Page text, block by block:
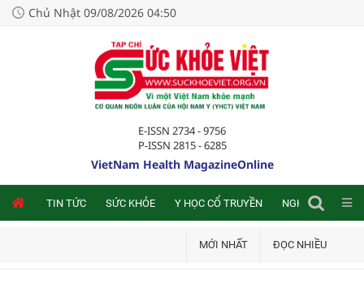
Chủ Nhật 09/08/2026 04:50
E-ISSN 2734 - 9756
P-ISSN 2815 - 6285
VietNam Health MagazineOnline
TIN TỨC SỨC KHỎE Y HỌC CỔ TRUYỀN NGHIÊN CỨU
MỚI NHẤT ĐỌC NHIỀU